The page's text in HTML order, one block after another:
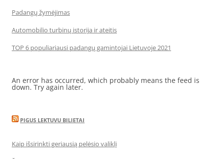
Padangų žymėjimas
Automobilio turbinų istorija ir ateitis
TOP 6 populiariausi padangų gamintojai Lietuvoje 2021
An error has occurred, which probably means the feed is
down. Try again later.
PIGUS LEKTUVU BILIETAI
Kaip išsirinkti geriausią pelėsio valiklį